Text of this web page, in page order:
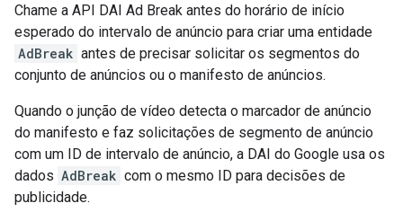
Chame a API DAI Ad Break antes do horário de início
esperado do intervalo de anúncio para criar uma entidade
AdBreak antes de precisar solicitar os segmentos do
conjunto de anúncios ou o manifesto de anúncios.
Quando o junção de vídeo detecta o marcador de anúncio
do manifesto e faz solicitações de segmento de anúncio
com um ID de intervalo de anúncio, a DAI do Google usa os
dados AdBreak com o mesmo ID para decisões de
publicidade.